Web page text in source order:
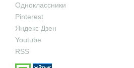
Одноклассники
Pinterest
Яндекс Дзен
Youtube
RSS